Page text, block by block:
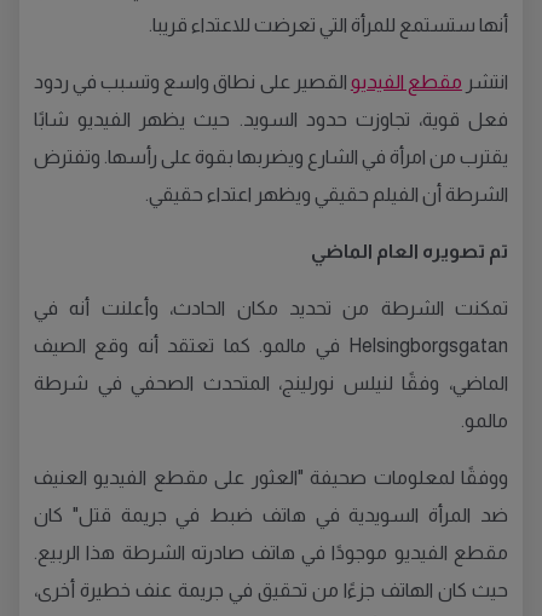
أنها ستستمع للمرأة التي تعرضت للاعتداء قريبا.
انتشر مقطع الفيديو القصير على نطاق واسع وتسبب في ردود
فعل قوية، تجاوزت حدود السويد. حيث يظهر الفيديو شابًا
يقترب من امرأة في الشارع ويضربها بقوة على رأسها. وتفترض
الشرطة أن الفيلم حقيقي ويظهر اعتداء حقيقي.
تم تصويره العام الماضي
تمكنت الشرطة من تحديد مكان الحادث، وأعلنت أنه في
Helsingborgsgatan في مالمو. كما تعتقد أنه وقع الصيف
الماضي، وفقًا لنيلس نورلينج، المتحدث الصحفي في شرطة
مالمو.
ووفقًا لمعلومات صحيفة "العثور على مقطع الفيديو العنيف
ضد المرأة السويدية في هاتف ضبط في جريمة قتل" كان
مقطع الفيديو موجودًا في هاتف صادرته الشرطة هذا الربيع.
حيث كان الهاتف جزءًا من تحقيق في جريمة عنف خطيرة أخرى،